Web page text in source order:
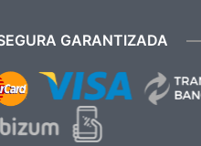
GARANTIZADA